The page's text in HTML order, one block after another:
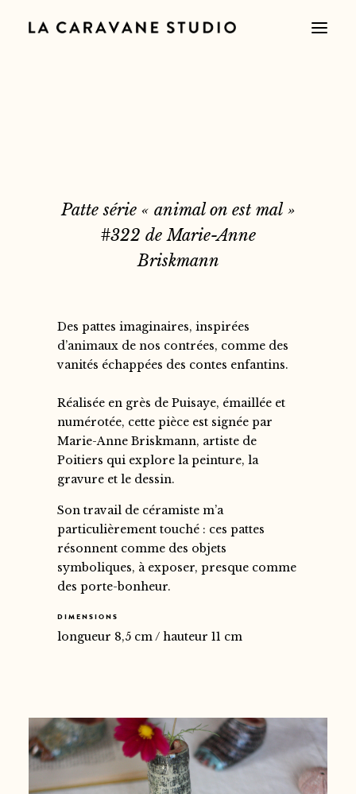
Patte série « animal on est mal »
#322 de Marie-Anne
Briskmann
Des pattes imaginaires, inspirées
d’animaux de nos contrées, comme des
vanités échappées des contes enfantins.
Réalisée en grès de Puisaye, émaillée et
numérotée, cette pièce est signée par
Marie-Anne Briskmann, artiste de
Poitiers qui explore la peinture, la
gravure et le dessin.
Son travail de céramiste m’a
particulièrement touché : ces pattes
résonnent comme des objets
symboliques, à exposer, presque comme
des porte-bonheur.
DIMENSIONS
longueur 8,5 cm / hauteur 11 cm